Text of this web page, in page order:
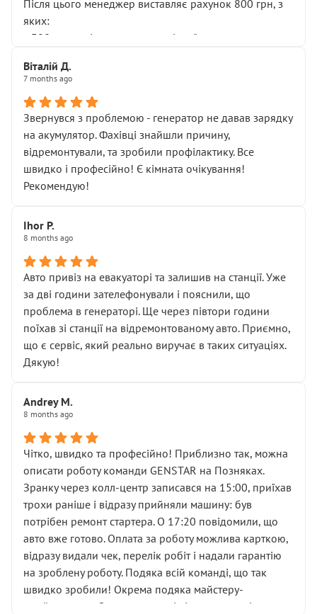
Після цього менеджер виставляє рахунок 800 грн, з
яких:
• 300 грн — діагностика гальмівної системи
НЕ погоджував
послуга. Тим більше, я був поруч і жодної реальної
діагностики ходової не проводилось. Після
зауваження гроші за цю “послугу” повернули, що
лише підтвердило мою правоту.
Але головне — я виїжджаю з боксу, і скрип у гальмах
залишився таким самим, як і був. Тобто оплачена
Далі ситуація тільки погіршилась:
• сказали, що тепер “потрібно знімати колеса”
• що біля авто стояти вже не можна
• почали озвучувати купу додаткових робіт без
чіткого пояснення
( ну все зняли та доробили) дякую!
Окремий момент, який виглядає абсурдно:
мені заявили, що бачок гальмівної рідини потрібно
міняти разом із головним гальмівним циліндром у
Для людини, яка хоча б трохи розуміється на техніці,
це звучить як мінімум непрофесійно, а як максимум —
спроба продати дорогий вузол замість елементарних
ущільнювачів.
Що прикро — це не перший мій візит. Раніше міняв у
вас стартер, і тоді сервіс наче справив хороше
враження. Але згодом знайшов декілька гайок під
лобовим склом. Мені пояснили, що це “старі гайки, які
відкручували”, і попросили не хвилюватися. ( надіюсь
новий власник, не застяг в полі))
Але після нинішнього візиту такі дрібниці вже не
здаються дрібницями.
Я — клієнт, який працює на довірі, і саме її цей сервіс
Віталій Д.
7 months ago
Звернувся з проблемою - генератор не давав зарядку
на акумулятор. Фахівці знайшли причину,
відремонтували, та зробили профілактику. Все
швидко і професійно! Є кімната очікування!
Рекомендую!
Ihor P.
8 months ago
Авто привіз на евакуаторі та залишив на станції. Уже
за дві години зателефонували і пояснили, що
проблема в генераторі. Ще через півтори години
поїхав зі станції на відремонтованому авто. Приємно,
що є сервіс, який реально виручає в таких ситуаціях.
Дякую!
Andrey M.
8 months ago
Чітко, швидко та професійно! Приблизно так, можна
описати роботу команди GENSTAR на Позняках.
Зранку через колл-центр записався на 15:00, приїхав
трохи раніше і відразу прийняли машину: був
потрібен ремонт стартера. О 17:20 повідомили, що
авто вже готово. Оплата за роботу можлива карткою,
відразу видали чек, перелік робіт і надали гарантію
на зроблену роботу. Подяка всій команді, що так
швидко зробили! Окрема подяка майстеру-
приймальнику Олександру: всі чітко та по суті.